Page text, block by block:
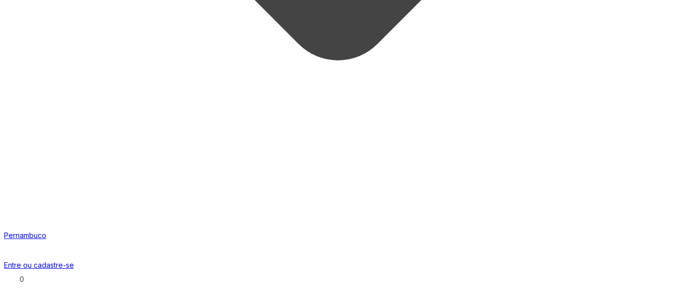
Pernambuco
Entre ou cadastre-se
0